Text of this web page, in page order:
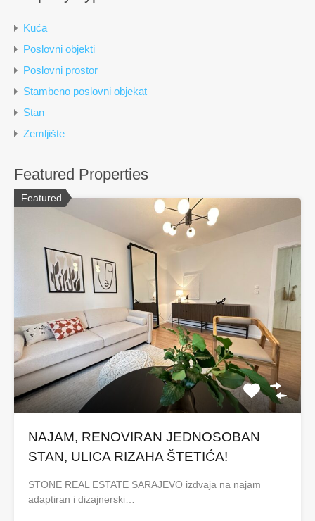
Kuća
Poslovni objekti
Poslovni prostor
Stambeno poslovni objekat
Stan
Zemljište
Featured Properties
Featured
NAJAM, RENOVIRAN JEDNOSOBAN
STAN, ULICA RIZAHA ŠTETIĆA!
STONE REAL ESTATE SARAJEVO izdvaja na najam
adaptiran i dizajnerski…